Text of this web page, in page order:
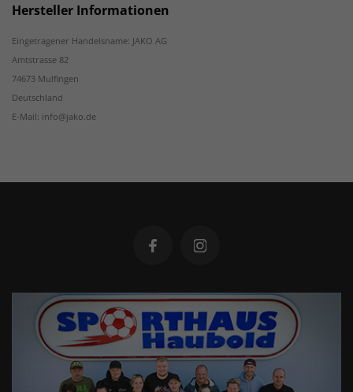
Hersteller Informationen
Eingetragener Handelsname: JAKO AG
Amtstrasse 82
74673 Mulfingen
Deutschland
E-Mail: info@jako.de